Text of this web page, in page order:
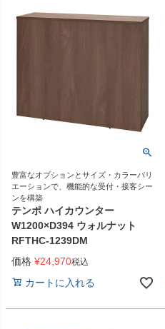
豊富なオプションとサイズ・カラーバリ
エーションで、機能的な受付・接客シー
ンを構築
テンポ ハイカウンター
W1200×D394 ウォルナット
RFTHC-1239DM
価格 ¥24,970税込
カートに入れる